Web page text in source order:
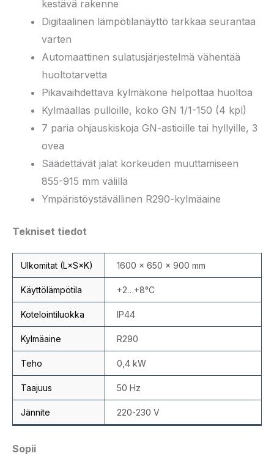
kestävä rakenne
Digitaalinen lämpötilanäyttö tarkkaa seurantaa
varten
Automaattinen sulatusjärjestelmä vähentää
huoltotarvetta
Pikavaihdettava kylmäkone helpottaa huoltoa
Kylmäallas pulloille, koko GN 1/1-150 (4 kpl)
7 paria ohjauskiskoja GN-astioille tai hyllyille, 3
ovea
Säädettävät jalat korkeuden muuttamiseen
855-915 mm välillä
Ympäristöystävällinen R290-kylmäaine
Tekniset tiedot
Ulkomitat (L×S×K) 1600 × 650 × 900 mm
Käyttölämpötila +2…+8°C
Kotelointiluokka IP44
Kylmäaine R290
Teho 0,4 kW
Taajuus 50 Hz
Jännite 220-230 V
Sopii